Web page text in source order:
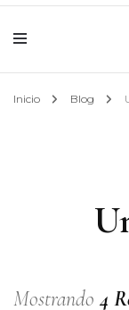
Inicio Blog
Mostrando 4